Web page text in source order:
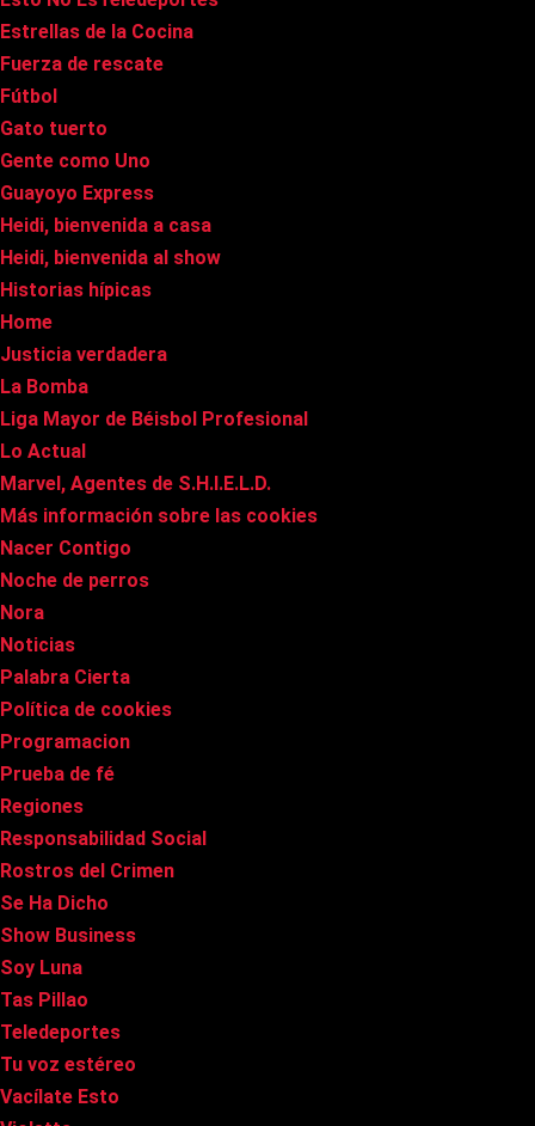
Estrellas de la Cocina
Fuerza de rescate
Fútbol
Gato tuerto
Gente como Uno
Guayoyo Express
Heidi, bienvenida a casa
Heidi, bienvenida al show
Historias hípicas
Home
Justicia verdadera
La Bomba
Liga Mayor de Béisbol Profesional
Lo Actual
Marvel, Agentes de S.H.I.E.L.D.
Más información sobre las cookies
Nacer Contigo
Noche de perros
Nora
Noticias
Palabra Cierta
Política de cookies
Programacion
Prueba de fé
Regiones
Responsabilidad Social
Rostros del Crimen
Se Ha Dicho
Show Business
Soy Luna
Tas Pillao
Teledeportes
Tu voz estéreo
Vacílate Esto